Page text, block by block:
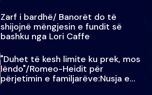
Zarf i bardhë/ Banorët do të
shijojnë mëngjesin e fundit së
bashku nga Lori Caffe
"Duhet të kesh limite ku prek, mos
lëndo"/Romeo-Heidit për
përjetimin e familjarëve:Nusja e